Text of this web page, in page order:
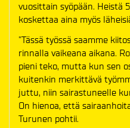
vuosittain syöpään. Heistä
koskettaa aina myös
”Tässä työssä saamme
rinnalla vaikeana aikana.
pieni teko, mutta kun sen
kuitenkin merkittävä
juttu, niin sairastuneelle
On hienoa, että
Turunen pohtii.